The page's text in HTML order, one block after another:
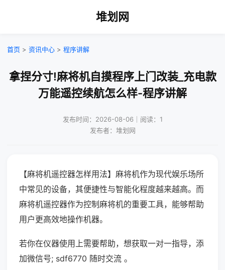
堆划网
首页 > 资讯中心 > 程序讲解
拿捏分寸!麻将机自摸程序上门改装_充电款
万能遥控续航怎么样-程序讲解
发布时间：2026-08-06｜阅读：1
发布者：堆划网
【麻将机遥控器怎样用法】麻将机作为现代娱乐场所
中常见的设备，其便捷性与智能化程度越来越高。而
麻将机遥控器作为控制麻将机的重要工具，能够帮助
用户更高效地操作机器。
若你在仪器使用上需要帮助，想获取一对一指导，添
加微信号; sdf6770 随时交流 。